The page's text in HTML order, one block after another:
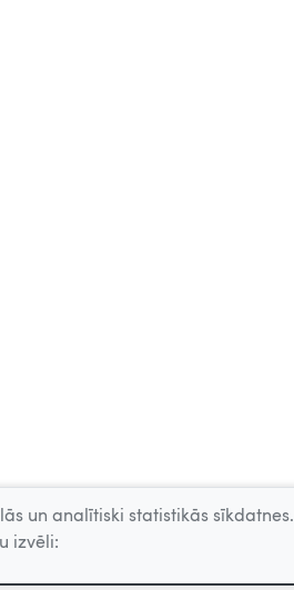
un analītiski statistikās sīkdatnes.
izvēli: